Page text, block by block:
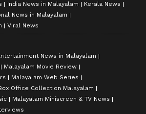
India News in Malayalam
Kerala News
News in Malayalam
Viral News
News in Malayalam
Malayalam Movie Review
Malayalam Web Series
Office Collection Malayalam
Malayalam Miniscreen & TV News